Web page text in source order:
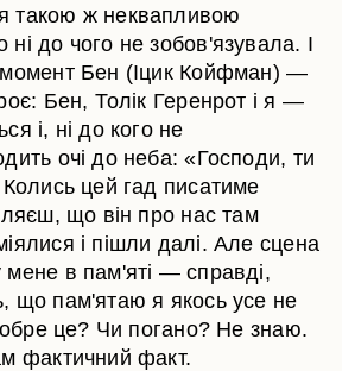
такою ж неквапливою
до чого не зобов'язувала. І
момент Бен (Іцик Койфман) —
Бен, Толік Геренрот і я —
і, ні до кого не
очі до неба: «Господи, ти
Колись цей гад писатиме
що він про нас там
і пішли далі. Але сцена
в пам'яті — справді,
що пам'ятаю я якось усе не
це? Чи погано? Не знаю.
фактичний факт.